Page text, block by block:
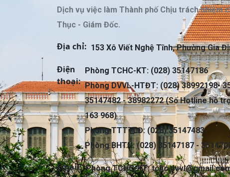
Dịch vụ việc làm Thành phố Chịu trách nhiệm
Thục - Giám Đốc.
Địa chỉ: 153 Xô Viết Nghệ Tĩnh, Phường Gia
Điện
thoại:
Phòng TCHC-KT: (028) 35147186
Phòng DVVL-HTĐT: (028) 38992198-
35147482 - 38982272 (Số Hotline hỗ
163 968)
Phòng TTTTLĐ: (028) 35147483
Phòng BHTN: (028) 35147187 -
Email: Phòng TCHC-KT: